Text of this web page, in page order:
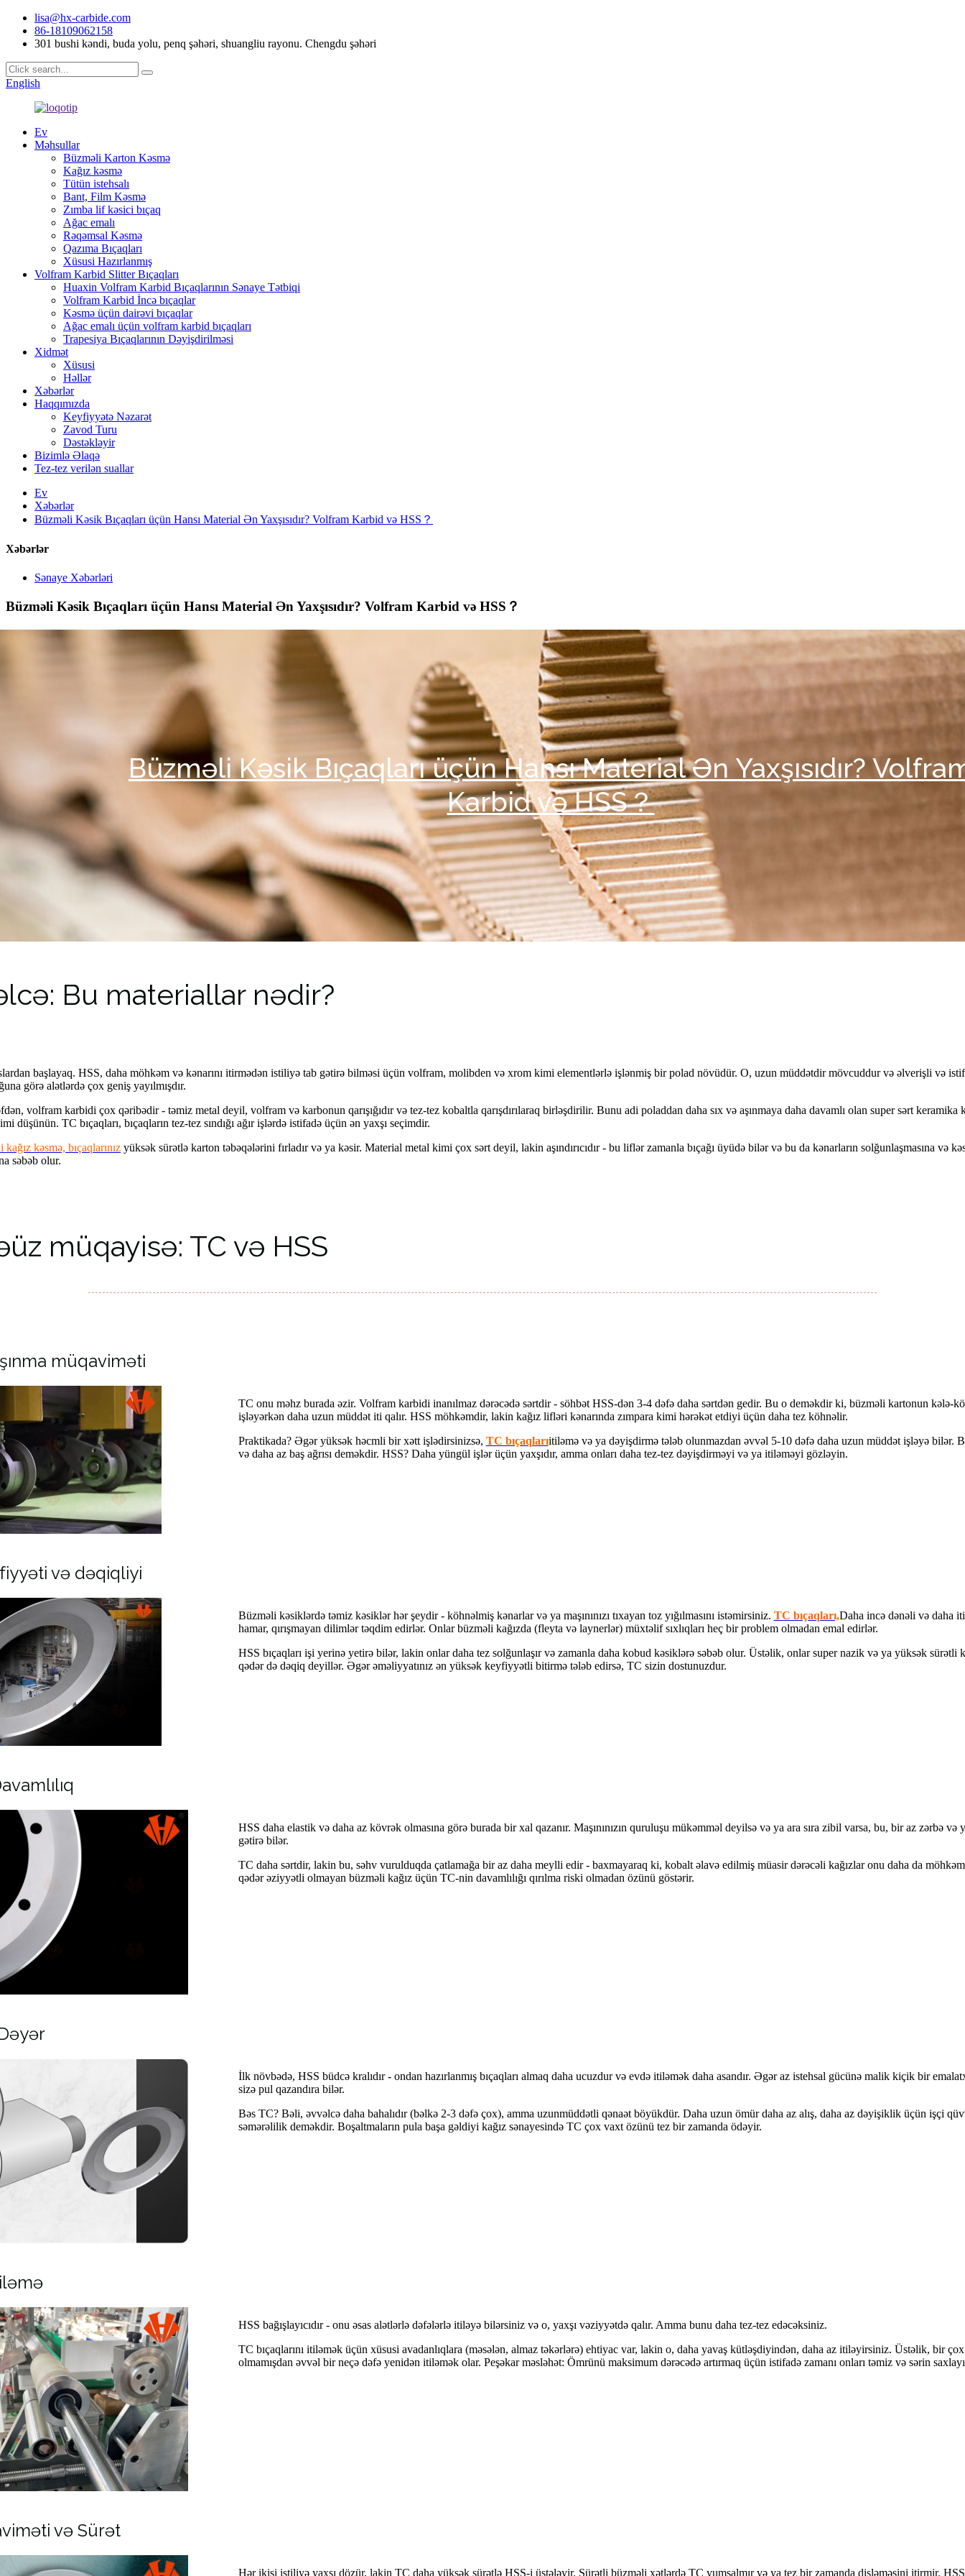
lisa@hx-carbide.com
86-18109062158
301 bushi kəndi, buda yolu, penq şəhəri, shuangliu rayonu. Chengdu şəhəri
English
Ev
Məhsullar
Büzməli Karton Kəsmə
Kağız kəsmə
Tütün istehsalı
Bant, Film Kəsmə
Zımba lif kəsici bıçaq
Ağac emalı
Rəqəmsal Kəsmə
Qazıma Bıçaqları
Xüsusi Hazırlanmış
Volfram Karbid Slitter Bıçaqları
Huaxin Volfram Karbid Bıçaqlarının Sənaye Tətbiqi
Volfram Karbid İncə bıçaqlar
Kəsmə üçün dairəvi bıçaqlar
Ağac emalı üçün volfram karbid bıçaqları
Trapesiya Bıçaqlarının Dəyişdirilməsi
Xidmət
Xüsusi
Həllər
Xəbərlər
Haqqımızda
Keyfiyyətə Nəzarət
Zavod Turu
Dəstəkləyir
Bizimlə Əlaqə
Tez-tez verilən suallar
Ev
Xəbərlər
Büzməli Kəsik Bıçaqları üçün Hansı Material Ən Yaxşısıdır? Volfram Karbid və HSS？
Xəbərlər
Sənaye Xəbərləri
Büzməli Kəsik Bıçaqları üçün Hansı Material Ən Yaxşısıdır? Volfram Karbid və HSS？
Büzməli Kəsik Bıçaqları üçün Hansı Material Ən Yaxşısıdır?
Karbid və HSS？
Bu materiallar nədir?
başlayaq. HSS, daha möhkəm və kənarını itirmədən istiliyə tab gətirə bilməsi üçün volfram, molibden və xrom kimi elementlərlə işlənmiş bir polad növüdür. O, uzun müddətdir mövcuddur və əlverişli və
görə alətlərdə çox geniş yayılmışdır.
volfram karbidi çox qəribədir - təmiz metal deyil, volfram və karbonun qarışığıdır və tez-tez kobaltla qarışdırılaraq birləşdirilir. Bunu adi poladdan daha sıx və aşınmaya daha davamlı olan super sərt keramika
düşünün. TC bıçaqları, bıçaqların tez-tez sındığı ağır işlərdə istifadə üçün ən yaxşı seçimdir.
kağız kəsmə, bıçaqlarınız yüksək sürətlə karton təbəqələrini fırladır və ya kəsir. Material metal kimi çox sərt deyil, lakin aşındırıcıdır - bu liflər zamanla bıçağı üyüdə bilər və bu da kənarların solğunlaşmasına və
səbəb olur.
müqayisə: TC və HSS
müqaviməti
TC onu məhz burada əzir. Volfram karbidi inanılmaz dərəcədə sərtdir - söhbət HSS-dən 3-4 dəfə daha sərtdən gedir. Bu o deməkdir ki, büzməli kartonun kələ-
işləyərkən daha uzun müddət iti qalır. HSS möhkəmdir, lakin kağız lifləri kənarında zımpara kimi hərəkət etdiyi üçün daha tez köhnəlir.
Praktikada? Əgər yüksək həcmli bir xətt işlədirsinizsə, TC bıçaqlarıitiləmə və ya dəyişdirmə tələb olunmazdan əvvəl 5-10 dəfə daha uzun müddət işləyə bilər.
və daha az baş ağrısı deməkdir. HSS? Daha yüngül işlər üçün yaxşıdır, amma onları daha tez-tez dəyişdirməyi və ya itiləməyi gözləyin.
və dəqiqliyi
Büzməli kəsiklərdə təmiz kəsiklər hər şeydir - köhnəlmiş kənarlar və ya maşınınızı tıxayan toz yığılmasını istəmirsiniz. TC bıçaqları,Daha incə dənəli və daha
hamar, qırışmayan dilimlər təqdim edirlər. Onlar büzməli kağızda (fleyta və laynerlər) müxtəlif sıxlıqları heç bir problem olmadan emal edirlər.
HSS bıçaqları işi yerinə yetirə bilər, lakin onlar daha tez solğunlaşır və zamanla daha kobud kəsiklərə səbəb olur. Üstəlik, onlar super nazik və ya yüksək sürətli
qədər də dəqiq deyillər. Əgər əməliyyatınız ən yüksək keyfiyyətli bitirmə tələb edirsə, TC sizin dostunuzdur.
HSS daha elastik və daha az kövrək olmasına görə burada bir xal qazanır. Maşınınızın quruluşu mükəmməl deyilsə və ya ara sıra zibil varsa, bu, bir az zərbə və
gətirə bilər.
TC daha sərtdir, lakin bu, səhv vurulduqda çatlamağa bir az daha meylli edir - baxmayaraq ki, kobalt əlavə edilmiş müasir dərəcəli kağızlar onu daha da
qədər əziyyətli olmayan büzməli kağız üçün TC-nin davamlılığı qırılma riski olmadan özünü göstərir.
İlk növbədə, HSS büdcə kralıdır - ondan hazırlanmış bıçaqları almaq daha ucuzdur və evdə itiləmək daha asandır. Əgər az istehsal gücünə malik kiçik bir
sizə pul qazandıra bilər.
Bəs TC? Bəli, əvvəlcə daha bahalıdır (bəlkə 2-3 dəfə çox), amma uzunmüddətli qənaət böyükdür. Daha uzun ömür daha az alış, daha az dəyişiklik üçün işçi
səmərəlilik deməkdir. Boşaltmaların pula başa gəldiyi kağız sənayesində TC çox vaxt özünü tez bir zamanda ödəyir.
HSS bağışlayıcıdır - onu əsas alətlərlə dəfələrlə itiləyə bilərsiniz və o, yaxşı vəziyyətdə qalır. Amma bunu daha tez-tez edəcəksiniz.
TC bıçaqlarını itiləmək üçün xüsusi avadanlıqlara (məsələn, almaz təkərlərə) ehtiyac var, lakin o, daha yavaş kütləşdiyindən, daha az itiləyirsiniz. Üstəlik, bir çox
olmamışdan əvvəl bir neçə dəfə yenidən itiləmək olar. Peşəkar məsləhət: Ömrünü maksimum dərəcədə artırmaq üçün istifadə zamanı onları təmiz və sərin
və Sürət
Hər ikisi istiliyə yaxşı dözür, lakin TC daha yüksək sürətlə HSS-i üstələyir. Sürətli büzməli xətlərdə TC yumşalmır və ya tez bir zamanda dişləməsini itirmir.